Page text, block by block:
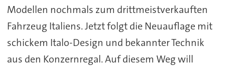
Modellen nochmals zum drittmeistverkauften
Fahrzeug Italiens. Jetzt folgt die Neuauflage mit
schickem Italo-Design und bekannter Technik
aus den Konzernregal. Auf diesem Weg will